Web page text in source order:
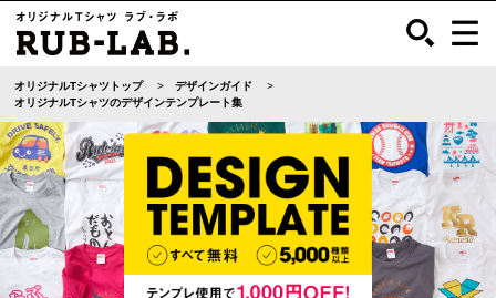
オリジナルTシャツトップ
デザインガイド
オリジナルTシャツのデザインテンプレート集